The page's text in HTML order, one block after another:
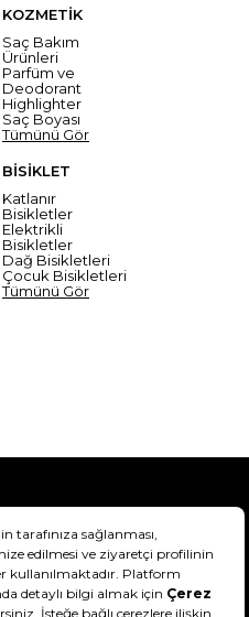
KOZMETİK
Saç Bakım
Ürünleri
Parfüm ve
Deodorant
Highlighter
Saç Boyası
Tümünü Gör
BİSİKLET
Katlanır
Bisikletler
Elektrikli
Bisikletler
Dağ Bisikletleri
Çocuk Bisikletleri
Tümünü Gör
Bilgisi
& Koşullar